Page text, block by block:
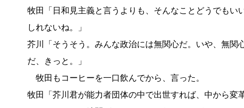
牧田「日和見主義と言うよりも、そんなことどうでもい
しれないね。」
芥川「そうそう。みんな政治には無関心だ。いや、無関
だ、きっと。」
牧田もコーヒーを一口飲んでから、言った。
牧田「芥川君が能力者団体の中で出世すれば、中から変